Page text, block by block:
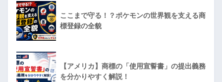
ここまで守る！？ポケモンの世界観を支える商
標登録の全貌
【アメリカ】商標の「使用宣誓書」の提出義務
を分かりやすく解説！